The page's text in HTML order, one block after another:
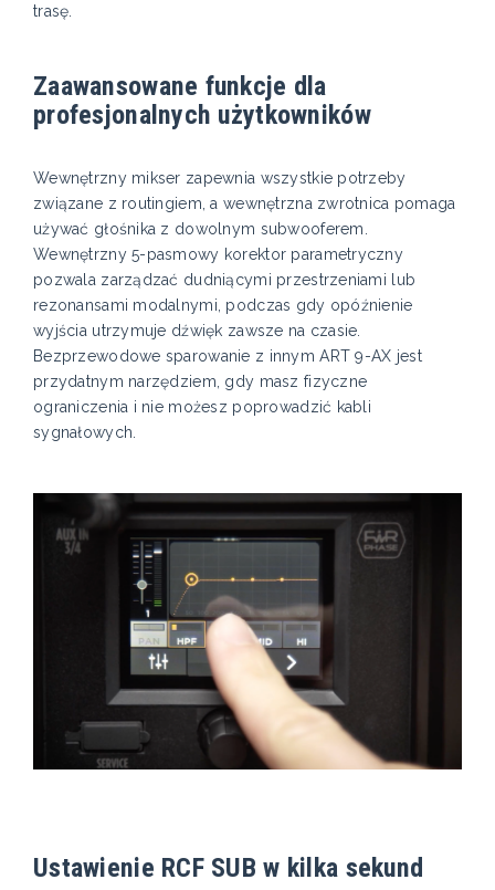
trasę.
Zaawansowane funkcje dla
profesjonalnych użytkowników
Wewnętrzny mikser zapewnia wszystkie potrzeby
związane z routingiem, a wewnętrzna zwrotnica pomaga
używać głośnika z dowolnym subwooferem.
Wewnętrzny 5-pasmowy korektor parametryczny
pozwala zarządzać dudniącymi przestrzeniami lub
rezonansami modalnymi, podczas gdy opóźnienie
wyjścia utrzymuje dźwięk zawsze na czasie.
Bezprzewodowe sparowanie z innym ART 9-AX jest
przydatnym narzędziem, gdy masz fizyczne
ograniczenia i nie możesz poprowadzić kabli
sygnałowych.
Ustawienie RCF SUB w kilka sekund